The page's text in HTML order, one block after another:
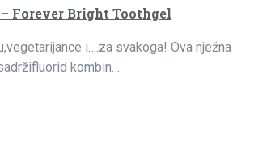
– Forever Bright Toothgel
i….za svakoga! Ova nježna
kombin…